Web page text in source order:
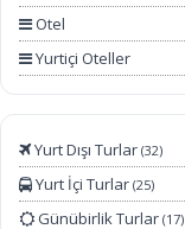
Otel
Yurtiçi Oteller
Yurt Dışı Turlar (32)
Yurt İçi Turlar (25)
Günübirlik Turlar (17)